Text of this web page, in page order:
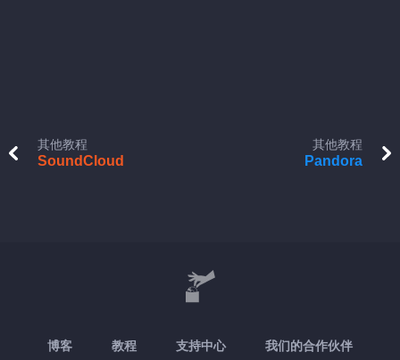
其他教程
SoundCloud
其他教程
Pandora
博客 教程 支持中心 我们的合作伙伴